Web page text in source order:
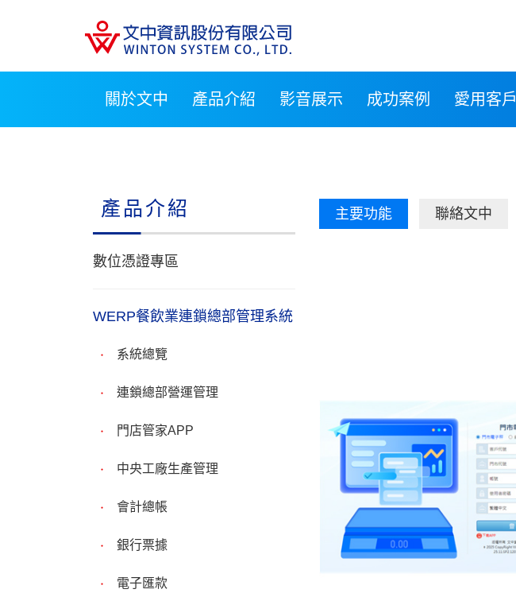
關於文中 產品介紹 影音展示 成功案例 愛用客戶
產品介紹
數位憑證專區
WERP餐飲業連鎖總部管理系統
系統總覽
連鎖總部營運管理
門店管家APP
中央工廠生產管理
會計總帳
銀行票據
電子匯款
主要功能 聯絡文中